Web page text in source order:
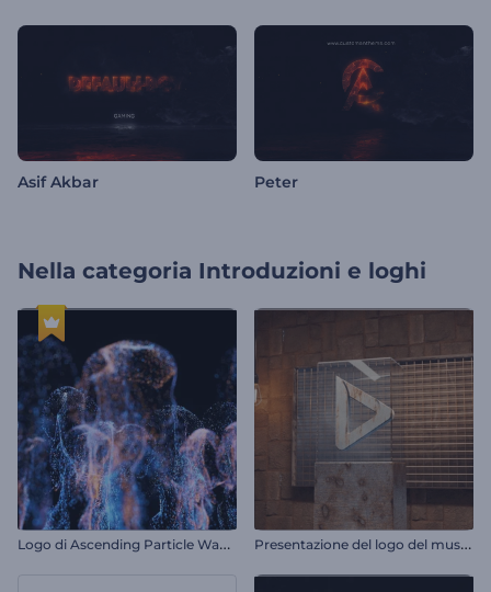
Asif Akbar Peter
Nella categoria Introduzioni e loghi
L
ogo di Ascending Particle Waves P
resentazione del logo del museo d'arte